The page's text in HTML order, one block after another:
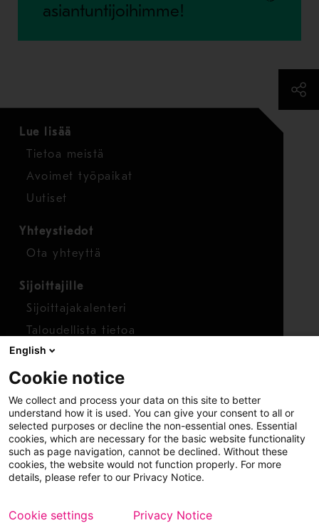
asiantuntijoihimme!
Lue lisää
Tietoa meistä
Avoimet työpaikat
Uutiset
Yhteystiedot
Ota yhteyttä
Sijoittajille
Sijoittajakalenteri
Taloudellista tietoa
Osakkeet
Raportoi huolenaihe
Whistleblower-työkalu
English
Cookie notice
We collect and process your data on this site to better
understand how it is used. You can give your consent to all or
selected purposes or decline the non-essential ones. Essential
cookies, which are necessary for the basic website functionality
such as page navigation, cannot be declined. Without these
cookies, the website would not function properly. For more
details, please refer to our Privacy Notice.
Cookie settings Privacy Notice